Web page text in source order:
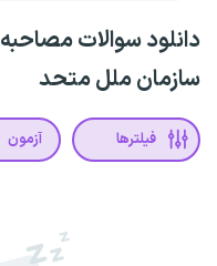
دانلود سوالات
سازمان ملل متحد
فیلترها آزمون